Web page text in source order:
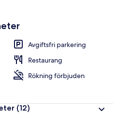
Avgiftsfri parkering
Restaurang
Rökning förbjuden
(12)